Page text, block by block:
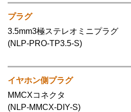
プラグ
3.5mm3極ステレオミニプラグ
(NLP-PRO-TP3.5-S)
イヤホン側プラグ
MMCXコネクタ
(NLP-MMCX-DIY-S)